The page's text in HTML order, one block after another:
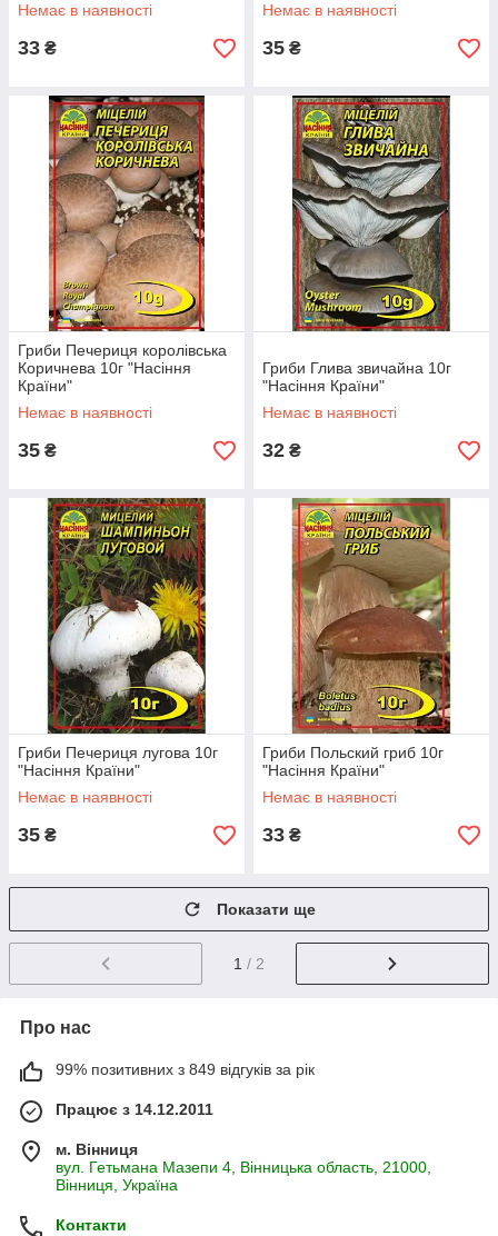
Немає в наявності
33 ₴
Немає в наявності
35 ₴
Гриби Печериця королівська
Коричнева 10г "Насіння
Країни"
Немає в наявності
35 ₴
Гриби Глива звичайна 10г
"Насіння Країни"
Немає в наявності
32 ₴
Гриби Печериця лугова 10г
"Насіння Країни"
Немає в наявності
35 ₴
Гриби Польский гриб 10г
"Насіння Країни"
Немає в наявності
33 ₴
Показати ще
1 / 2
Про нас
99% позитивних з 849 відгуків за рік
Працює з 14.12.2011
м. Вінниця
вул. Гетьмана Мазепи 4, Вінницька область, 21000,
Вінниця, Україна
Контакти